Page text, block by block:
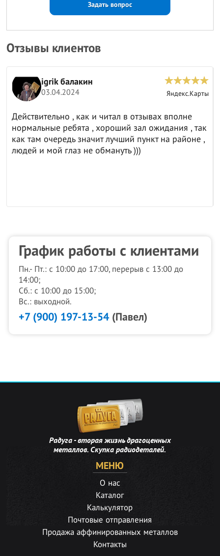
Задать вопрос
Отзывы клиентов
igrik балакин
03.04.2024 Яндекс.Карты
Действительно , как и читал в отзывах вполне
нормальные ребята , хороший зал ожидания , так
как там очередь значит лучший пункт на районе ,
людей и мой глаз не обмануть )))
График работы с клиентами
Пн.- Пт.: с 10:00 до 17:00, перерыв с 13:00 до
14:00;
Сб.: с 10:00 до 15:00;
Вс.: выходной.
+7 (900) 197-13-54(Павел)
Радуга - вторая жизнь драгоценных
металлов. Скупка радиодеталей.
МЕНЮ
О нас
Каталог
Калькулятор
Почтовые отправления
Продажа аффинированных металлов
Контакты